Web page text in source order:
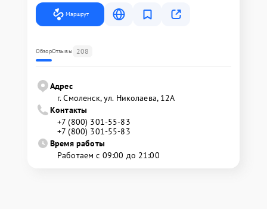
Маршрут
ОбзорОтзывы 208
Адрес
г. Смоленск, ул. Николаева, 12А
Контакты
+7 (800) 301-55-83
+7 (800) 301-55-83
Время работы
Работаем с 09:00 до 21:00